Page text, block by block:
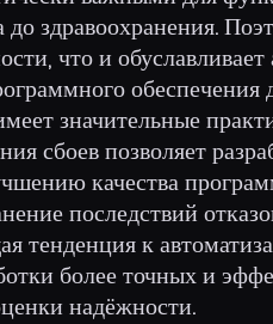
здравоохранения.
что и
обеспечения
значительные
сбоев позволяет
качества
последствий
тенденция к
более точных и
надёжности.